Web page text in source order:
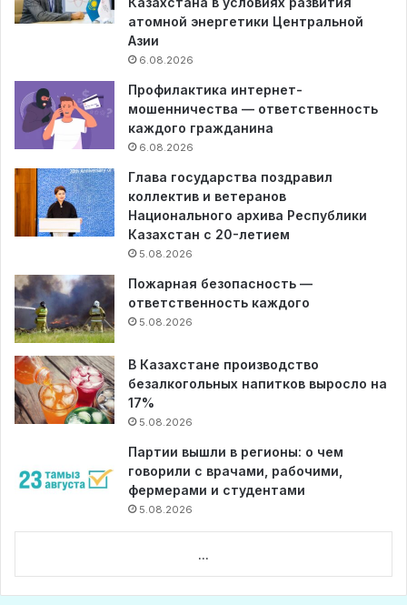
атомной энергетики Центральной
Азии
6.08.2026
Профилактика интернет-
мошенничества — ответственность
каждого гражданина
6.08.2026
Глава государства поздравил
коллектив и ветеранов
Национального архива Республики
Казахстан с 20-летием
5.08.2026
Пожарная безопасность —
ответственность каждого
5.08.2026
В Казахстане производство
безалкогольных напитков выросло на
17%
5.08.2026
Партии вышли в регионы: о чем
говорили с врачами, рабочими,
фермерами и студентами
5.08.2026
...